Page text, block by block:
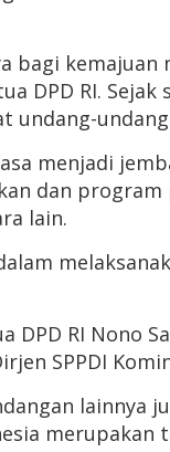
bagi
DPD RI.
undang-
menjadi
dan
lain.
DPD RI
SPPDI
lainnya